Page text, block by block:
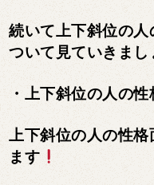
続いて上下斜位の人
ついて見ていきまし
・上下斜位の人の性
上下斜位の人の性
ます